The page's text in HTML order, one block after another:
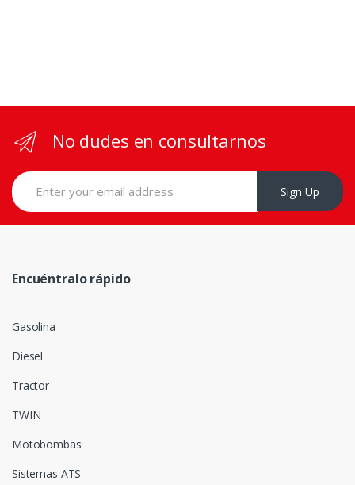
No dudes en consultarnos
Sign Up
Encuéntralo rápido
Gasolina
Diesel
Tractor
TWIN
Motobombas
Sistemas ATS